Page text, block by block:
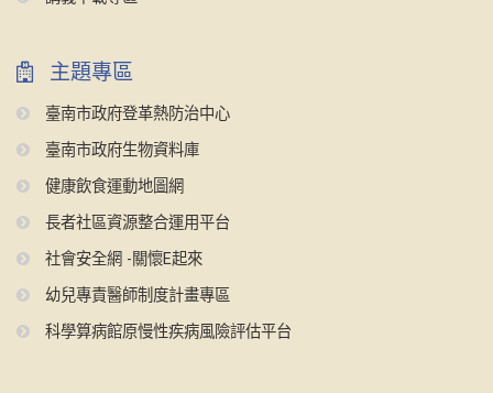
主題專區
臺南市政府登革熱防治中心
臺南市政府生物資料庫
健康飲食運動地圖網
長者社區資源整合運用平台
社會安全網 -關懷E起來
幼兒專責醫師制度計畫專區
科學算病館原慢性疾病風險評估平台